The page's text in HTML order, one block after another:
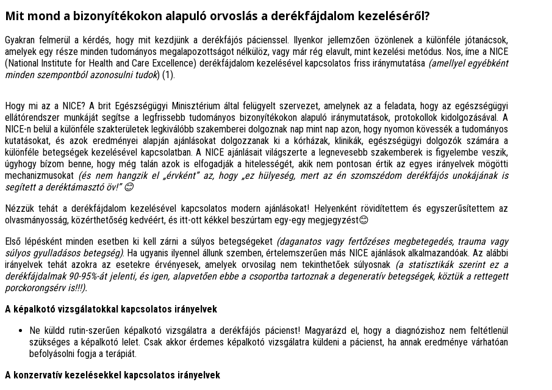
Mit mond a bizonyítékokon alapuló orvoslás a derékfájdalom kezeléséről?
Gyakran felmerül a kérdés, hogy mit kezdjünk a derékfájós pácienssel. Ilyenkor jellemzően özönlenek a különféle jótanácsok,
amelyek egy része minden tudományos megalapozottságot nélkülöz, vagy már rég elavult, mint kezelési metódus. Nos, íme a NICE
(National Institute for Health and Care Excellence) derékfájdalom kezelésével kapcsolatos friss iránymutatása (amellyel egyébként
minden szempontból azonosulni tudok) (1).
Hogy mi az a NICE? A brit Egészségügyi Minisztérium által felügyelt szervezet, amelynek az a feladata, hogy az egészségügyi
ellátórendszer munkáját segítse a legfrissebb tudományos bizonyítékokon alapuló iránymutatások, protokollok kidolgozásával. A
NICE-n belül a különféle szakterületek legkiválóbb szakemberei dolgoznak nap mint nap azon, hogy nyomon kövessék a tudományos
kutatásokat, és azok eredményei alapján ajánlásokat dolgozzanak ki a kórházak, klinikák, egészségügyi dolgozók számára a
különféle betegségek kezelésével kapcsolatban. A NICE ajánlásait világszerte a legnevesebb szakemberek is figyelembe veszik,
úgyhogy bízom benne, hogy még talán azok is elfogadják a hitelességét, akik nem pontosan értik az egyes irányelvek mögötti
mechanizmusokat (és nem hangzik el „érvként” az, hogy „ez hülyeség, mert az én szomszédom derékfájós unokájának is
segített a deréktámasztó öv!” 😊
Nézzük tehát a derékfájdalom kezelésével kapcsolatos modern ajánlásokat! Helyenként rövidítettem és egyszerűsítettem az
olvasmányosság, közérthetőség kedvéért, és itt-ott kékkel beszúrtam egy-egy megjegyzést😊
Első lépésként minden esetben ki kell zárni a súlyos betegségeket (daganatos vagy fertőzéses megbetegedés, trauma vagy
súlyos gyulladásos betegség). Ha ugyanis ilyennel állunk szemben, értelemszerűen más NICE ajánlások alkalmazandóak. Az alábbi
irányelvek tehát azokra az esetekre érvényesek, amelyek orvosilag nem tekinthetőek súlyosnak (a statisztikák szerint ez a
derékfájdalmak 90-95%-át jelenti, és igen, alapvetően ebbe a csoportba tartoznak a degeneratív betegségek, köztük a rettegett
porckorongsérv is!!!).
A képalkotó vizsgálatokkal kapcsolatos irányelvek
Ne küldd rutin-szerűen képalkotó vizsgálatra a derékfájós pácienst! Magyarázd el, hogy a diagnózishoz nem feltétlenül
szükséges a képalkotó lelet. Csak akkor érdemes képalkotó vizsgálatra küldeni a pácienst, ha annak eredménye várhatóan
befolyásolni fogja a terápiát.
A konzervatív kezelésekkel kapcsolatos irányelvek